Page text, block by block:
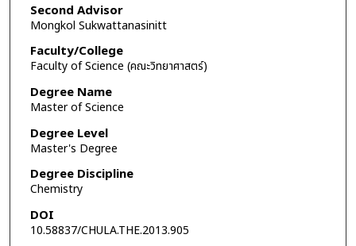
Second Advisor
Mongkol Sukwattanasinitt
Faculty/College
Faculty of Science (คณะวิทยาศาสตร์)
Degree Name
Master of Science
Degree Level
Master's Degree
Degree Discipline
Chemistry
DOI
10.58837/CHULA.THE.2013.905